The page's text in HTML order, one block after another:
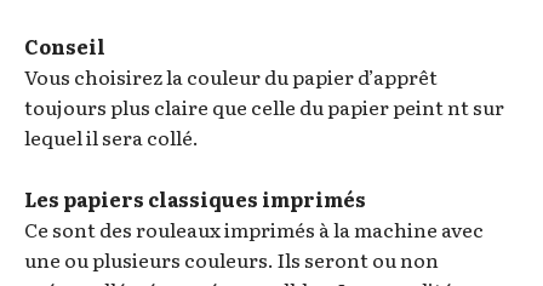
Conseil
Vous choisirez la couleur du papier d’apprêt
toujours plus claire que celle du papier peint nt sur
lequel il sera collé.
Les papiers classiques imprimés
Ce sont des rouleaux imprimés à la machine avec
une ou plusieurs couleurs. Ils seront ou non